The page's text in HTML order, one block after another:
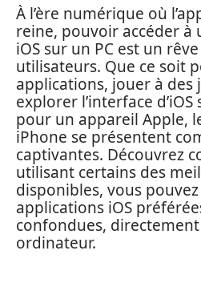
À l’ère numérique où
reine, pouvoir accéder
iOS sur un PC est un
utilisateurs. Que ce soit
applications, jouer à
explorer l’interface
pour un appareil Apple,
iPhone se présentent
captivantes. Découvrez
utilisant certains des
disponibles, vous
applications iOS
confondues,
ordinateur.